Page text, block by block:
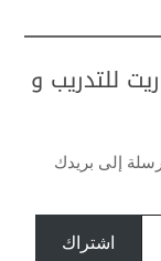
للتدريب و
إلى بريدك
اشتراك